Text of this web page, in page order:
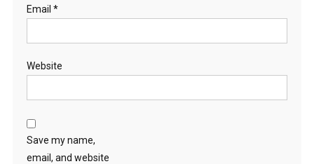
Email *
Website
Save my name,
email, and website